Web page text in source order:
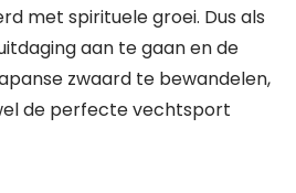
met spirituele groei. Dus als
aan te gaan en de
zwaard te bewandelen,
de perfecte vechtsport